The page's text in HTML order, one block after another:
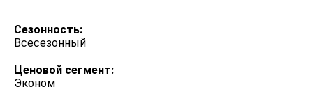
Сезонность:
Всесезонный
Ценовой сегмент:
Эконом